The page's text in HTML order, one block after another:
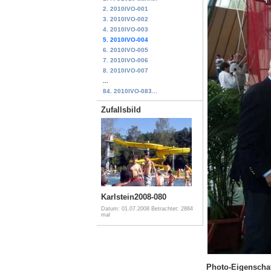
2. 2010IVO-001
3. 2010IVO-002
4. 2010IVO-003
5. 2010IVO-004
6. 2010IVO-005
7. 2010IVO-006
8. 2010IVO-007
84. 2010IVO-083...
Zufallsbild
Karlstein2008-080
Datum: 01.07.2008 Betrachtet: 2884
mal
Photo-